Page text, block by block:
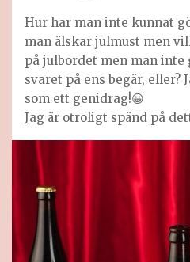
Hur har man inte kunnat
man älskar julmust men
på julbordet men man
svaret på ens begär, eller?
som ett genidrag!😀
Jag är otroligt spänd på